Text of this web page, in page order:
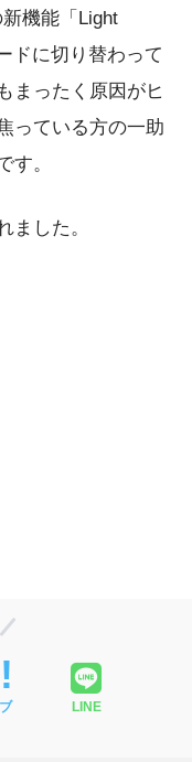
機能「Light
ドに切り替わって
まったく原因がヒ
っている方の一助
す。
ました。
LINE